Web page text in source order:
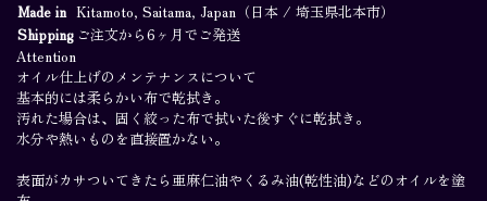
Made in Kitamoto, Saitama, Japan（日本 / 埼玉県北本市）
Shipping ご注文から6ヶ月でご発送
Attention
オイル仕上げのメンテナンスについて
基本的には柔らかい布で乾拭き。
汚れた場合は、固く絞った布で拭いた後すぐに乾拭き。
水分や熱いものを直接置かない。
表面がカサついてきたら亜麻仁油やくるみ油(乾性油)などのオイルを塗
Policy